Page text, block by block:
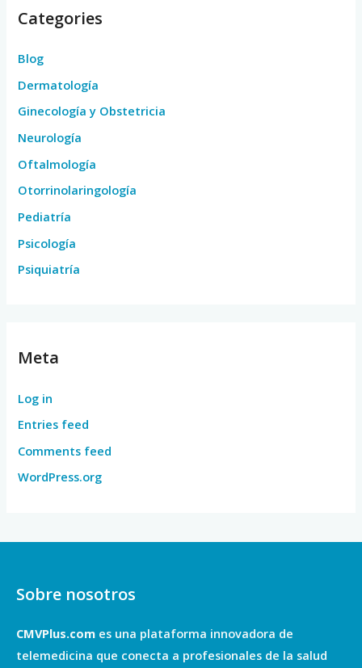
Categories
Blog
Dermatología
Ginecología y Obstetricia
Neurología
Oftalmología
Otorrinolaringología
Pediatría
Psicología
Psiquiatría
Meta
Log in
Entries feed
Comments feed
WordPress.org
Sobre nosotros
CMVPlus.com es una plataforma innovadora de
telemedicina que conecta a profesionales de la salud